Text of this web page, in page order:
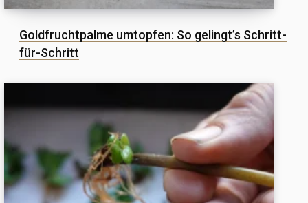
Goldfruchtpalme umtopfen: So gelingt’s Schritt-
für-Schritt